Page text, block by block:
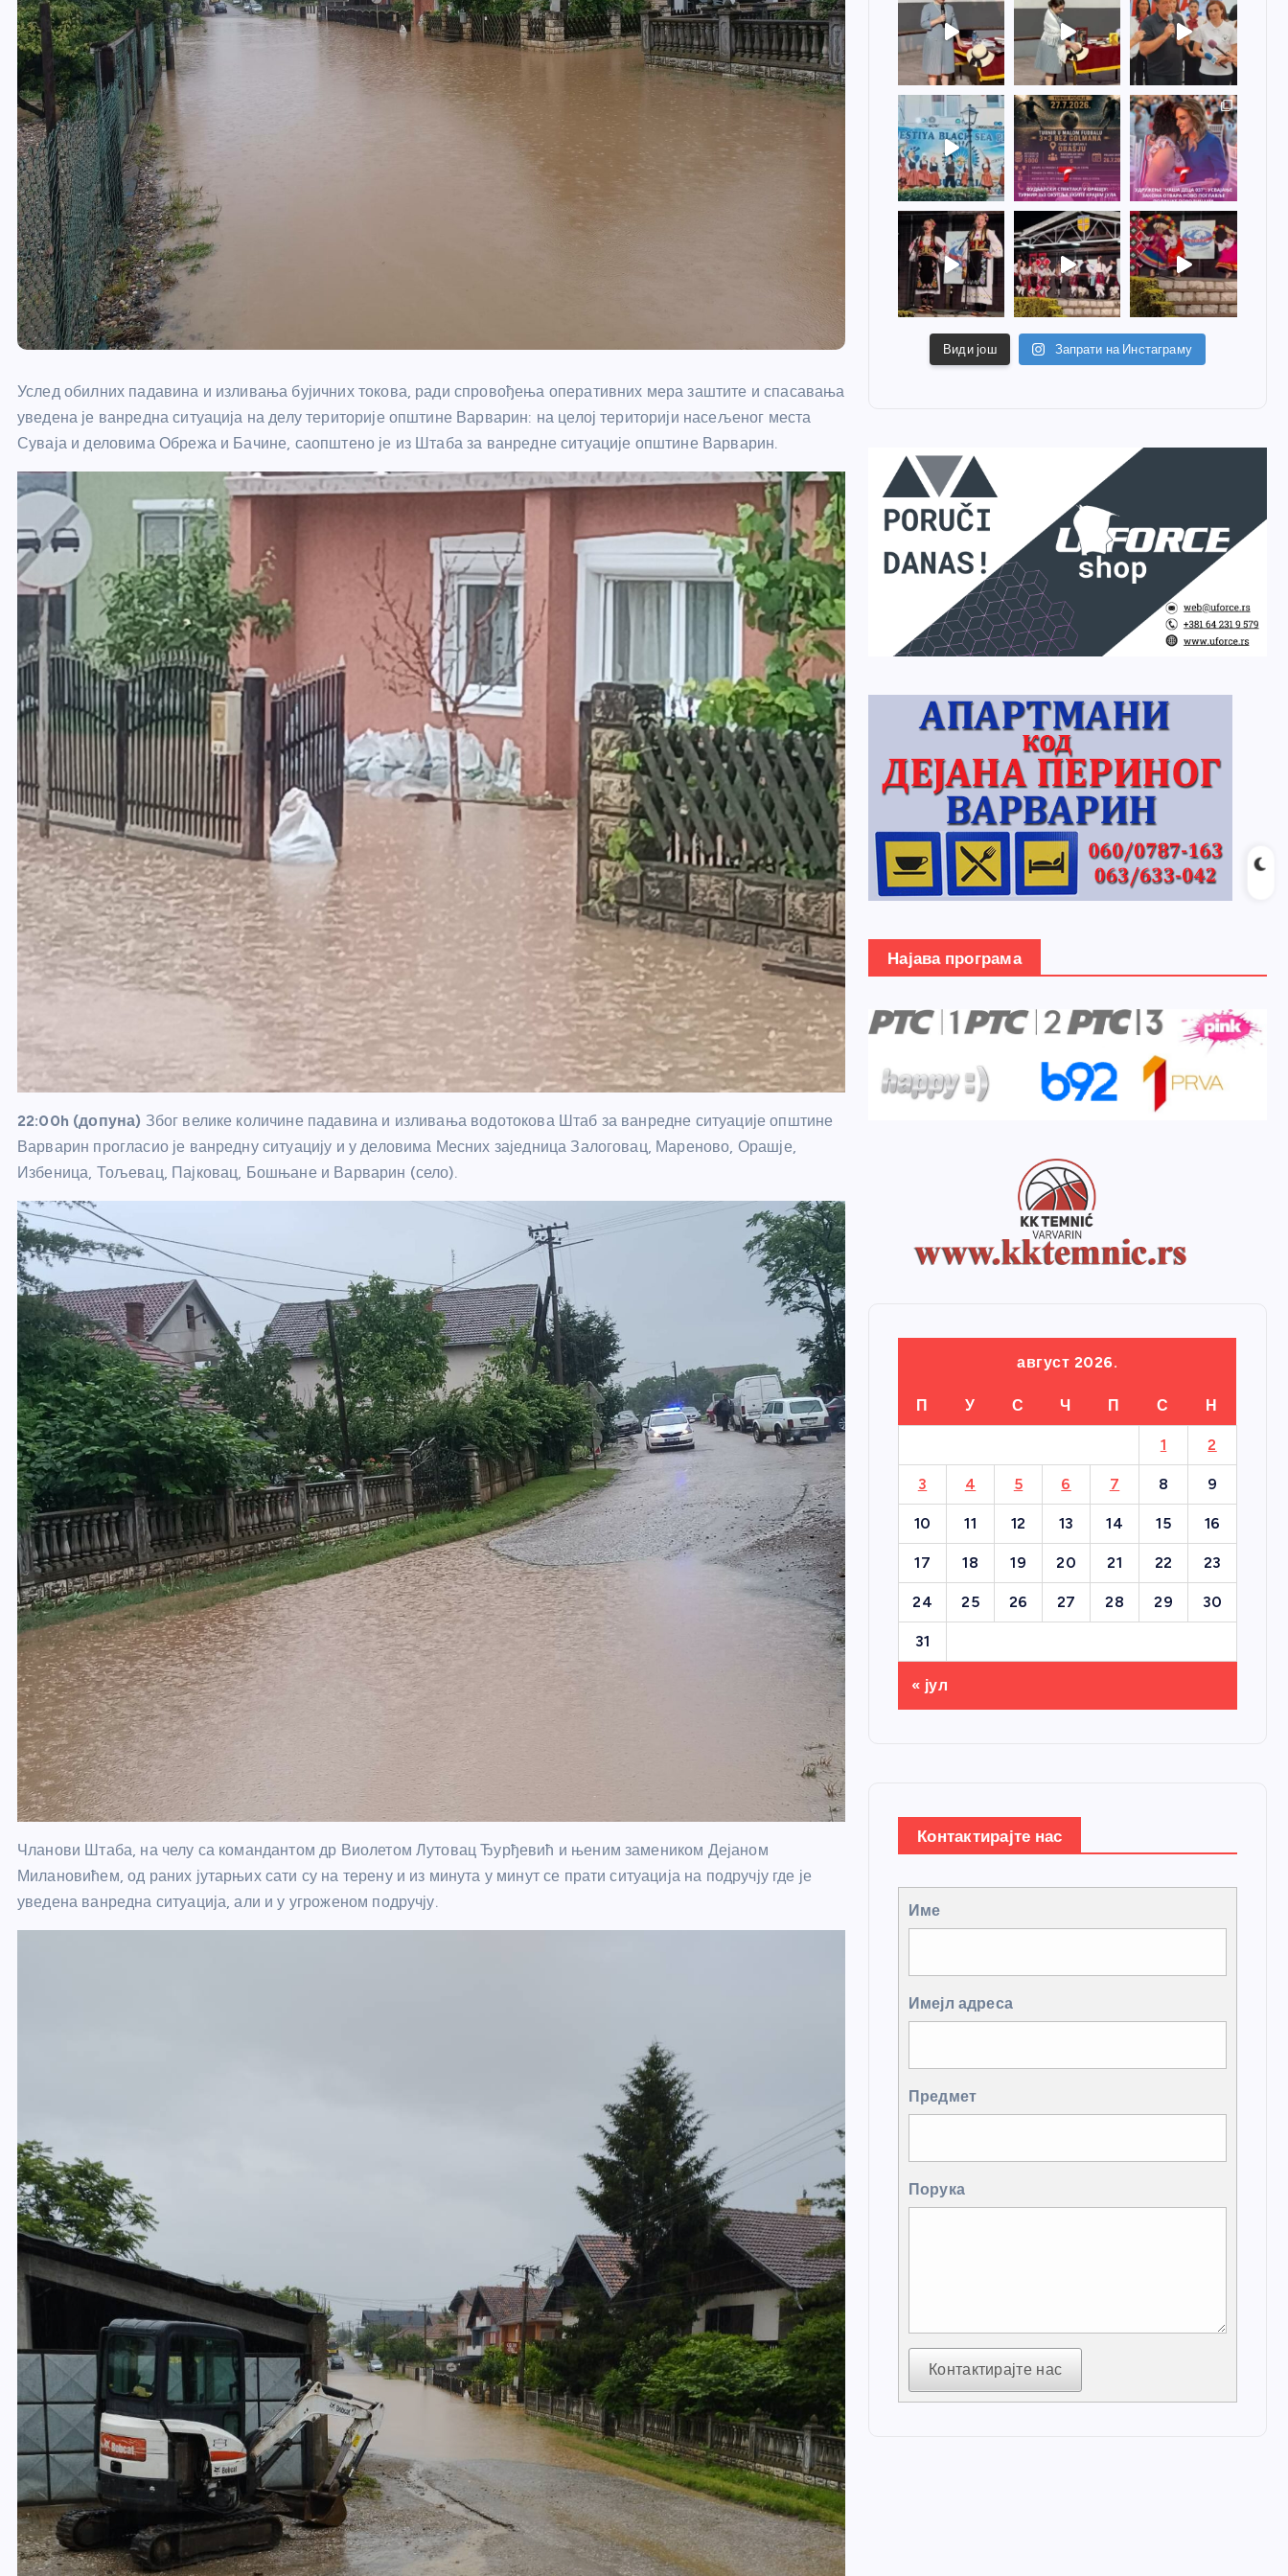
Услед обилних падавина и изливања бујичних токова, ради спровођења оперативних мера заштите и спасавања
уведена је ванредна ситуација на делу територије општине Варварин: на целој територији насељеног места
Суваја и деловима Обрежа и Бачине, саопштено је из Штаба за ванредне ситуације општине Варварин.
22:00h (допуна) Због велике количине падавина и изливања водотокова Штаб за ванредне ситуације општине
Варварин прогласио је ванредну ситуацију и у деловима Месних заједница Залоговац, Мареново, Орашје,
Избеница, Тољевац, Пајковац, Бошњане и Варварин (село).
Чланови Штаба, на челу са командантом др Виолетом Лутовац Ђурђевић и њеним замеником Дејаном
Милановићем, од раних јутарњих сати су на терену и из минута у минут се прати ситуација на подручју где је
уведена ванредна ситуација, али и у угроженом подручју.
Види још Запрати на Инстаграму
Најава програма
август 2026.
П У С Ч П С Н
1 2
3 4 5 6 7 8 9
10 11 12 13 14 15 16
17 18 19 20 21 22 23
24 25 26 27 28 29 30
31
« јул
Контактирајте нас
Име
Имејл адреса
Предмет
Порука
Контактирајте нас